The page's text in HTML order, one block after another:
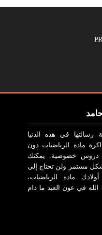
في هذه الدنيا
مادة الرياضيات دون
دروس خصوصية. يمكنك
بشكل مستمر ولن تحتاج إلى
مادة الرياضيات،
في عون العبد ما دام